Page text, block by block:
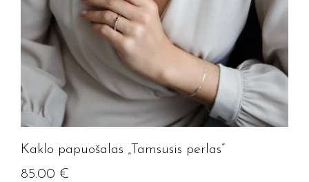
Kaklo papuošalas „Tamsusis perlas”
85.00 €